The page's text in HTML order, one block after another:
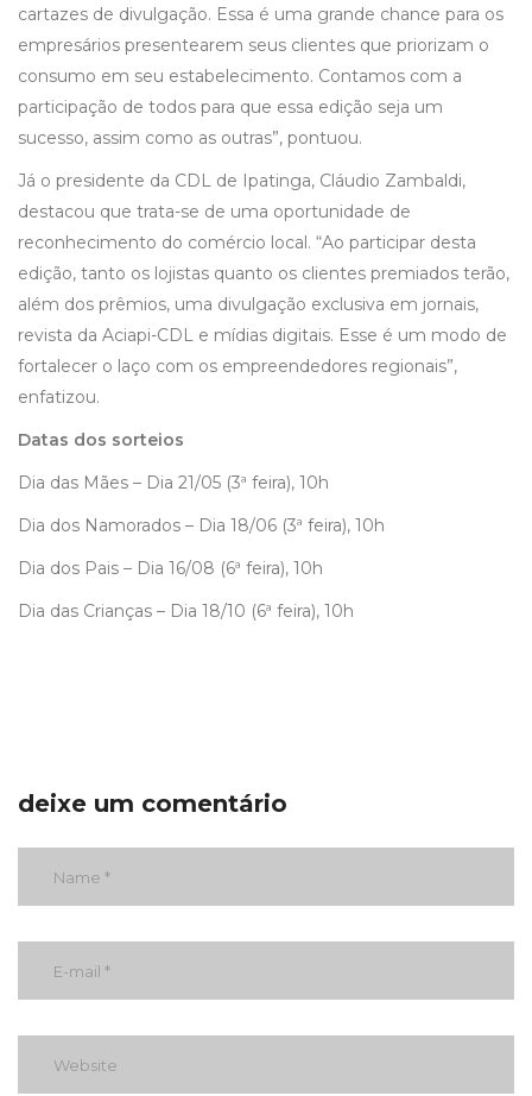
cartazes de divulgação. Essa é uma grande chance para os
empresários presentearem seus clientes que priorizam o
consumo em seu estabelecimento. Contamos com a
participação de todos para que essa edição seja um
sucesso, assim como as outras”, pontuou.
Já o presidente da CDL de Ipatinga, Cláudio Zambaldi,
destacou que trata-se de uma oportunidade de
reconhecimento do comércio local. “Ao participar desta
edição, tanto os lojistas quanto os clientes premiados terão,
além dos prêmios, uma divulgação exclusiva em jornais,
revista da Aciapi-CDL e mídias digitais. Esse é um modo de
fortalecer o laço com os empreendedores regionais”,
enfatizou.
Datas dos sorteios
Dia das Mães – Dia 21/05 (3ª feira), 10h
Dia dos Namorados – Dia 18/06 (3ª feira), 10h
Dia dos Pais – Dia 16/08 (6ª feira), 10h
Dia das Crianças – Dia 18/10 (6ª feira), 10h
deixe um comentário